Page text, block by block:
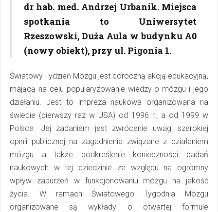
dr hab. med. Andrzej Urbanik. Miejsca
spotkania to Uniwersytet
Rzeszowski, Duża Aula w budynku A0
(nowy obiekt), przy ul. Pigonia 1.
Światowy Tydzień Mózgu jest coroczną akcją edukacyjną,
mającą na celu popularyzowanie wiedzy o mózgu i jego
działaniu. Jest to impreza naukowa organizowana na
świecie (pierwszy raz w USA) od 1996 r., a od 1999 w
Polsce. Jej zadaniem jest zwrócenie uwagi szerokiej
opinii publicznej na zagadnienia związane z działaniem
mózgu a także podkreślenie konieczności badań
naukowych w tej dziedzinie ze względu na ogromny
wpływ zaburzeń w funkcjonowaniu mózgu na jakość
życia. W ramach Światowego Tygodnia Mózgu
organizowane są wykłady o otwartej formule